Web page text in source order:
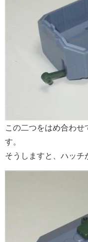
この二つをはめ合わせ
す。
そうしますと、ハッチ